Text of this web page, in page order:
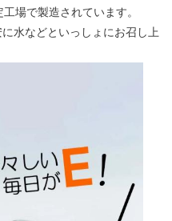
場で製造されています。
水などといっしょにお召し上